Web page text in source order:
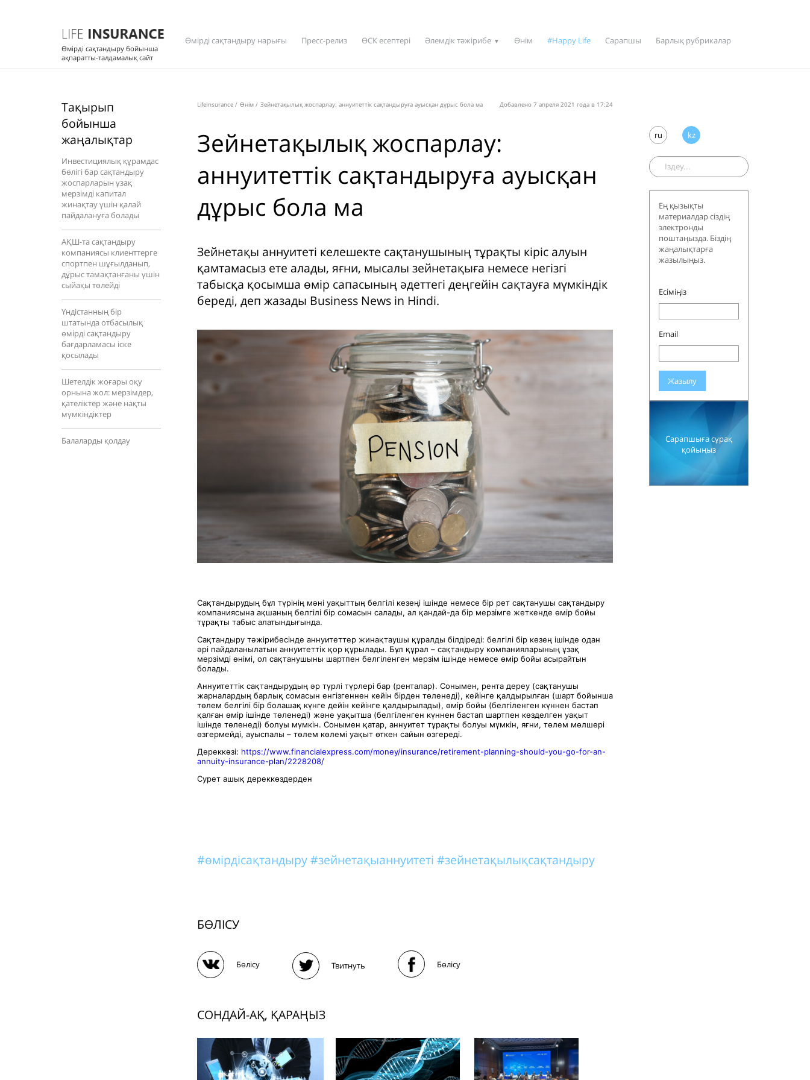
Өмірді сақтандыру бойынша
ақпаратты-талдамалық сайт
Өмірді сақтандыру нарығы Пресс-релиз ӨСК есептері Әлемдік тәжірибе ▼ Өнім #Happy Life Сарапшы Барлық рубрикалар
Тақырып
бойынша
жаңалықтар
Инвестициялық құрамдас
бөлігі бар сақтандыру
жоспарларын ұзақ
мерзімді капитал
жинақтау үшін қалай
пайдалануға болады
АҚШ-та сақтандыру
компаниясы клиенттерге
спортпен шұғылданып,
дұрыс тамақтанғаны үшін
сыйақы төлейді
Үндістанның бір
штатында отбасылық
өмірді сақтандыру
бағдарламасы іске
қосылады
Шетелдік жоғары оқу
орнына жол: мерзімдер,
қателіктер және нақты
мүмкіндіктер
Балаларды қолдау
LifeInsurance / Өнім / Зейнетақылық жоспарлау: аннуитеттік сақтандыруға ауысқан дұрыс бола ма Добавлено 7 апреля 2021 года в 17:24
Зейнетақылық жоспарлау:
аннуитеттік сақтандыруға ауысқан
дұрыс бола ма
Зейнетақы аннуитеті келешекте сақтанушының тұрақты кіріс алуын
қамтамасыз ете алады, яғни, мысалы зейнетақыға немесе негізгі
табысқа қосымша өмір сапасының әдеттегі деңгейін сақтауға мүмкіндік
береді, деп жазады Business News in Hindi.
Сақтандырудың бұл түрінің мәні уақыттың белгілі кезеңі ішінде немесе бір рет сақтанушы сақтандыру
компаниясына ақшаның белгілі бір сомасын салады, ал қандай-да бір мерзімге жеткенде өмір бойы
тұрақты табыс алатындығында.
Сақтандыру тәжірибесінде аннуитеттер жинақтаушы құралды білдіреді: белгілі бір кезең ішінде одан
әрі пайдаланылатын аннуитеттік қор құрылады. Бұл құрал – сақтандыру компанияларының ұзақ
мерзімді өнімі, ол сақтанушыны шартпен белгіленген мерзім ішінде немесе өмір бойы асырайтын
болады.
Аннуитеттік сақтандырудың әр түрлі түрлері бар (ренталар). Сонымен, рента дереу (сақтанушы
жарналардың барлық сомасын енгізгеннен кейін бірден төленеді), кейінге қалдырылған (шарт бойынша
төлем белгілі бір болашақ күнге дейін кейінге қалдырылады), өмір бойы (белгіленген күннен бастап
қалған өмір ішінде төленеді) және уақытша (белгіленген күннен бастап шартпен көзделген уақыт
ішінде төленеді) болуы мүмкін. Сонымен қатар, аннуитет тұрақты болуы мүмкін, яғни, төлем мөлшері
өзгермейді, ауыспалы – төлем көлемі уақыт өткен сайын өзгереді.
Дереккөзі: https://www.financialexpress.com/money/insurance/retirement-planning-should-you-go-for-an-
annuity-insurance-plan/2228208/
Сурет ашық дереккөздерден
#өмірдісақтандыру#зейнетақыаннуитеті #зейнетақылықсақтандыру
БӨЛІСУ
Бөлісу Твитнуть Бөлісу
СОНДАЙ-АҚ, ҚАРАҢЫЗ
ru kz
Ең қызықты
материалдар сіздің
электронды
поштаңызда. Біздің
жаңалықтарға
жазылыңыз.
Есіміңіз
Email
Жазылу
Сарапшыға сұрақ
қойыңыз